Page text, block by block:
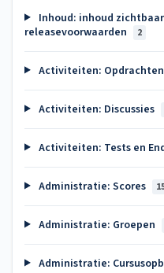
Inhoud: inhoud
releasevoorwaarden
2
Activiteiten: Opdrachten
Activiteiten: Discussies
Activiteiten: Tests en
Administratie: Scores
Administratie: Groepen
Administratie: